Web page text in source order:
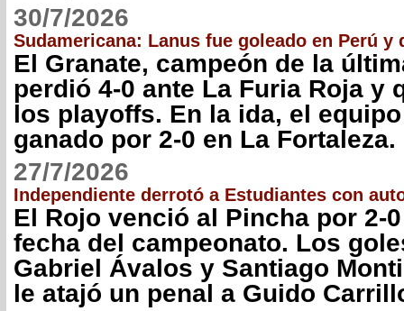
30/7/2026
Sudamericana: Lanus fue goleado en Perú y
El Granate, campeón de la
perdió 4-0 ante La Furia Roja y
los playoffs. En la ida, el
ganado por 2-0 en La Fortaleza.
27/7/2026
Independiente derrotó a Estudiantes con
El Rojo venció al Pincha por 2-
fecha del campeonato. Los
Gabriel Ávalos y Santiago
le atajó un penal a Guido